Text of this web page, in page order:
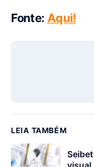
Fonte: Aqui!
LEIA TAMBÉM